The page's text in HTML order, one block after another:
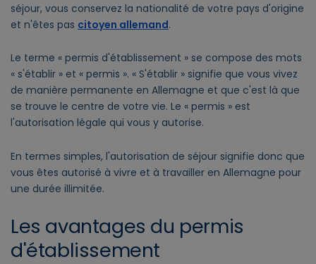
séjour, vous conservez la nationalité de votre pays d'origine
et n'êtes pas citoyen allemand.
Le terme « permis d'établissement » se compose des mots
« s'établir » et « permis ». « S'établir » signifie que vous vivez
de manière permanente en Allemagne et que c'est là que
se trouve le centre de votre vie. Le « permis » est
l'autorisation légale qui vous y autorise.
En termes simples, l'autorisation de séjour signifie donc que
vous êtes autorisé à vivre et à travailler en Allemagne pour
une durée illimitée.
Les avantages du permis
d'établissement